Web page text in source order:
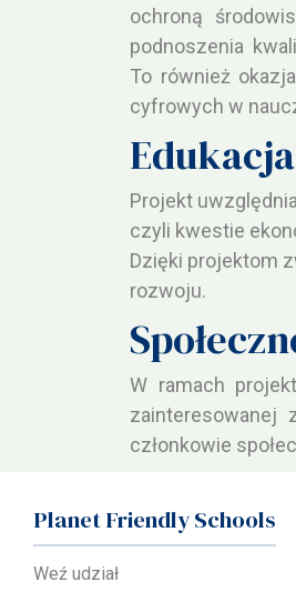
ochroną
podnoszenia
To również
cyfrowych w
Projekt
czyli kwestie
Dzięki projektom
rozwoju.
W ramach
zainteresowanej
członkowie
Planet Friendly Schools
Weź udział